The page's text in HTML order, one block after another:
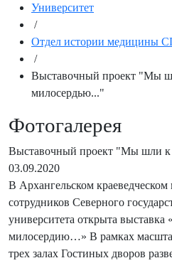
Университет
/
Отдел истории медицины
/
Выставочный проект "Мы
милосердью..."
Фотогалерея
Выставочный проект "Мы шли
03.09.2020
В Архангельском краеведческом
сотрудников Северного
университета открыта
милосердию…» В рамках
трех залах Гостиных дворов